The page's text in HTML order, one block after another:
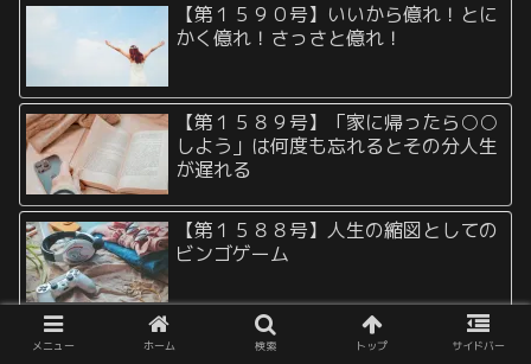
【第１５９０号】いいから億れ！とに
かく億れ！さっさと億れ！
【第１５８９号】「家に帰ったら○○
しよう」は何度も忘れるとその分人生
が遅れる
【第１５８８号】人生の縮図としての
ビンゴゲーム
【第１５８７号】節税を極めたい人の
メニュー ホーム 検索 トップ サイドバー